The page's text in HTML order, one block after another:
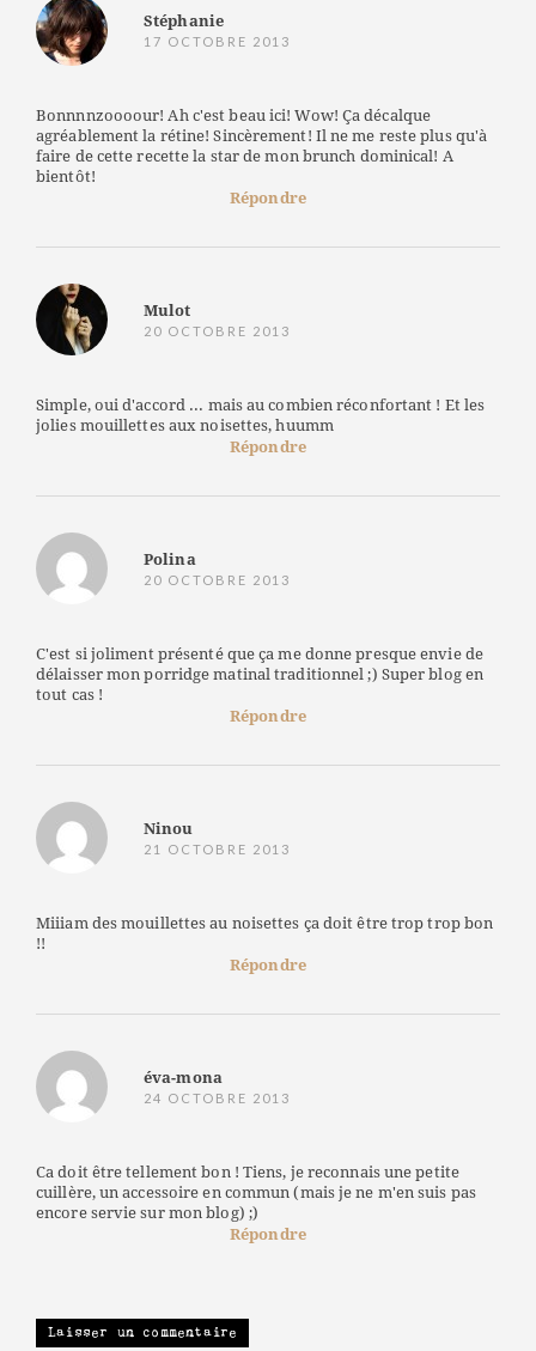
Stéphanie
17 OCTOBRE 2013
Bonnnnzoooour! Ah c'est beau ici! Wow! Ça décalque
agréablement la rétine! Sincèrement! Il ne me reste plus qu'à
faire de cette recette la star de mon brunch dominical! A
bientôt!
Répondre
Mulot
20 OCTOBRE 2013
Simple, oui d'accord ... mais au combien réconfortant ! Et les
jolies mouillettes aux noisettes, huumm
Répondre
Polina
20 OCTOBRE 2013
C'est si joliment présenté que ça me donne presque envie de
délaisser mon porridge matinal traditionnel ;) Super blog en
tout cas !
Répondre
Ninou
21 OCTOBRE 2013
Miiiam des mouillettes au noisettes ça doit être trop trop bon
!!
Répondre
éva-mona
24 OCTOBRE 2013
Ca doit être tellement bon ! Tiens, je reconnais une petite
cuillère, un accessoire en commun (mais je ne m'en suis pas
encore servie sur mon blog) ;)
Répondre
Laisser un commentaire